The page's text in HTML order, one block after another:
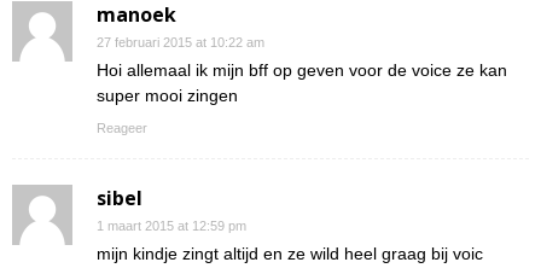
manoek
27 februari 2015 at 10:22 am
Hoi allemaal ik mijn bff op geven voor de voice ze kan
super mooi zingen
Reageer
sibel
1 maart 2015 at 12:59 pm
mijn kindje zingt altijd en ze wild heel graag bij voic